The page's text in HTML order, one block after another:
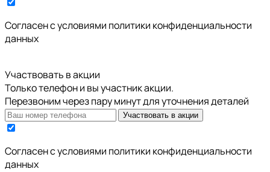
Cогласен с условиями политики конфиденциальности
данных
Участвовать в акции
Только телефон и вы участник акции.
Перезвоним через пару минут для уточнения деталей
Участвовать в акции
Cогласен с условиями политики конфиденциальности
данных